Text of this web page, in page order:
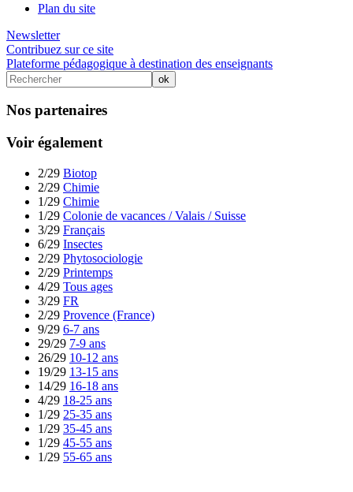
Plan du site
Newsletter
Contribuez sur ce site
Plateforme pédagogique à destination des enseignants
Nos partenaires
Voir également
2/29 Biotop
2/29 Chimie
1/29 Chimie
1/29 Colonie de vacances / Valais / Suisse
3/29 Français
6/29 Insectes
2/29 Phytosociologie
2/29 Printemps
4/29 Tous ages
3/29 FR
2/29 Provence (France)
9/29 6-7 ans
29/29 7-9 ans
26/29 10-12 ans
19/29 13-15 ans
14/29 16-18 ans
4/29 18-25 ans
1/29 25-35 ans
1/29 35-45 ans
1/29 45-55 ans
1/29 55-65 ans